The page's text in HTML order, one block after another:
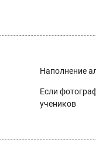
Наполнение
Если
учеников